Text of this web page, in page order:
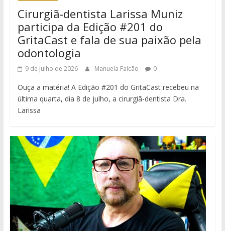
Cirurgiã-dentista Larissa Muniz
participa da Edição #201 do
GritaCast e fala de sua paixão pela
odontologia
9 de julho de 2026 Manuela Falcão 0
Ouça a matéria! A Edição #201 do GritaCast recebeu na
última quarta, dia 8 de julho, a cirurgiã-dentista Dra.
Larissa